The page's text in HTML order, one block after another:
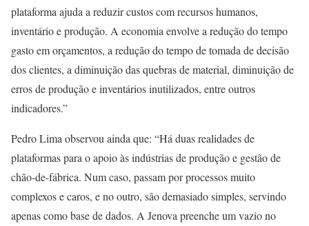
plataforma ajuda a reduzir custos com recursos humanos,
inventário e produção. A economia envolve a redução do tempo
gasto em orçamentos, a redução do tempo de tomada de decisão
dos clientes, a diminuição das quebras de material, diminuição de
erros de produção e inventários inutilizados, entre outros
indicadores.”
Pedro Lima observou ainda que: “Há duas realidades de
plataformas para o apoio às indústrias de produção e gestão de
chão-de-fábrica. Num caso, passam por processos muito
complexos e caros, e no outro, são demasiado simples, servindo
apenas como base de dados. A Jenova preenche um vazio no